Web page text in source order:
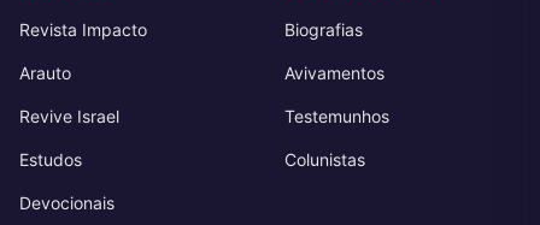
Revista Impacto
Arauto
Revive Israel
Estudos
Devocionais
Biografias
Avivamentos
Testemunhos
Colunistas